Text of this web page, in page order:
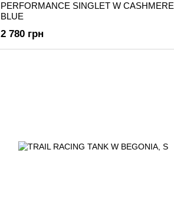
PERFORMANCE SINGLET W CASHMERE
BLUE
2 780 грн